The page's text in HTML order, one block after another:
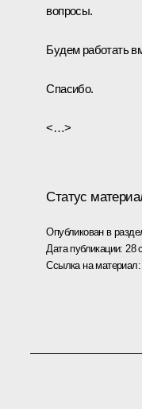
вопросы.
Будем работать
Спасибо.
<…>
Статус
Опубликован в
Дата публикации: 28
Ссылка на материал: